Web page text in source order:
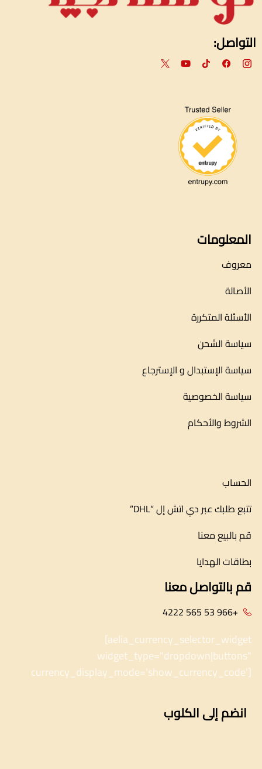
التواصل:
المعلومات
معروف
الأصالة
الأسئلة المتكررة
سياسة الشحن
سياسة الإستبدال و الإسترجاع
سياسة الخصوصية
الشروط والأحكام
الحساب
تتبع طلبك عبر دي اتش إل “DHL”
قم بالبيع معنا
بطاقات الهدايا
قم بالتواصل معنا
+966 53 565 4222
[aelia_currency_selector_widget
widget_type="dropdown|buttons"
currency_display_mode='show_currency_code']
انضم إلى الكلوب